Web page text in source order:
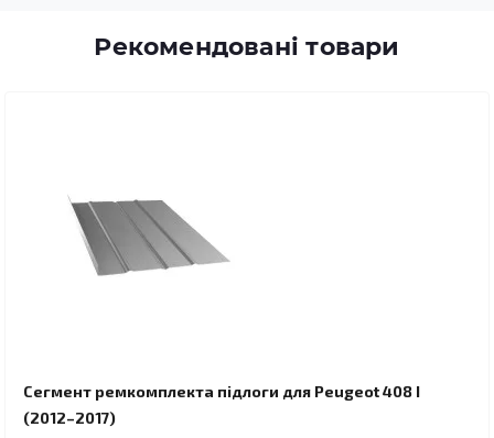
Рекомендовані товари
Сегмент ремкомплекта підлоги для Peugeot 408 I
(2012–2017)